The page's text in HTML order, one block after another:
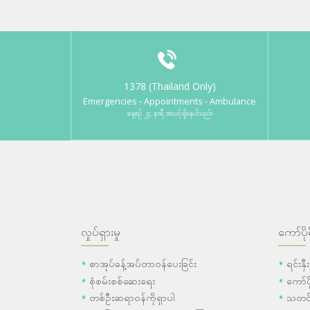
1378 (Thailand Only)
Emergencies - Appointments - Ambulance
နေ့စဉ် ၂၄ နာရီ အသင့်ရှိနေပါသည်။
လှုပ်ရှားမှု
စာအုပ်ခန့်အပ်တာဝန်ပေးခြင်း
စုံစမ်းစစ်ဆေးရေး
တစ်ဦးဆရာဝန်ကိုရှာပါ
ကော်
ရင်း
ကေ
သတင်